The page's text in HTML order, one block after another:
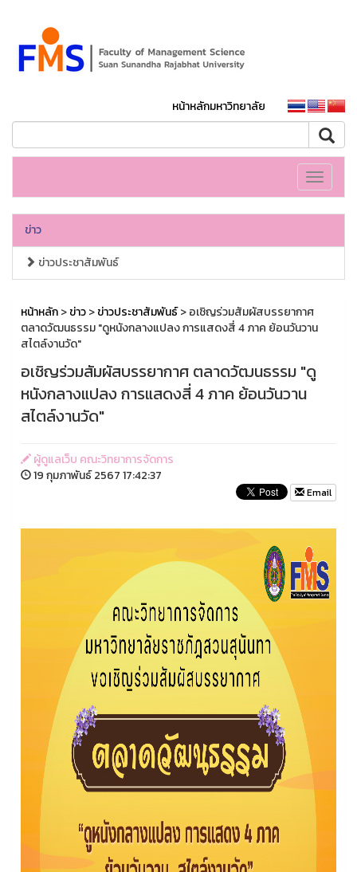
หน้าหลักมหาวิทยาลัย
Toggle
ข่าว
ข่าวประชาสัมพันธ์
หน้าหลัก>ข่าว>ข่าวประชาสัมพันธ์> อเชิญร่วมสัมผัสบรรยากาศ
ตลาดวัฒนธรรม "ดูหนังกลางแปลง การแสดงสี่ 4 ภาค ย้อนวันวาน
สไตล์งานวัด"
อเชิญร่วมสัมผัสบรรยากาศ ตลาดวัฒนธรรม "ดู
หนังกลางแปลง การแสดงสี่ 4 ภาค ย้อนวันวาน
สไตล์งานวัด"
ผู้ดูแลเว็บ คณะวิทยาการจัดการ
19 กุมภาพันธ์ 2567 17:42:37
Email